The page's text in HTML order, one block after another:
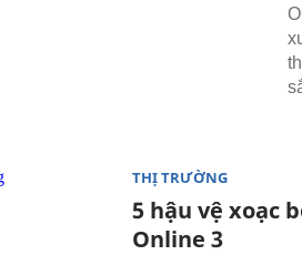
THỊ TRƯỜNG
5 hậu vệ xoạc
Online 3